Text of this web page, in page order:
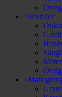
>Textilier